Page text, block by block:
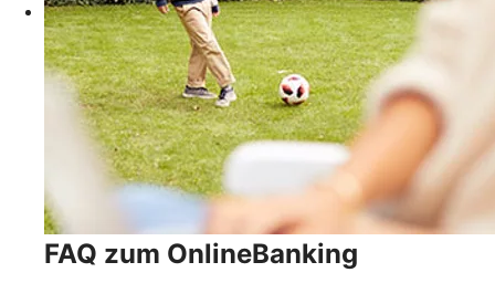
FAQ zum OnlineBanking